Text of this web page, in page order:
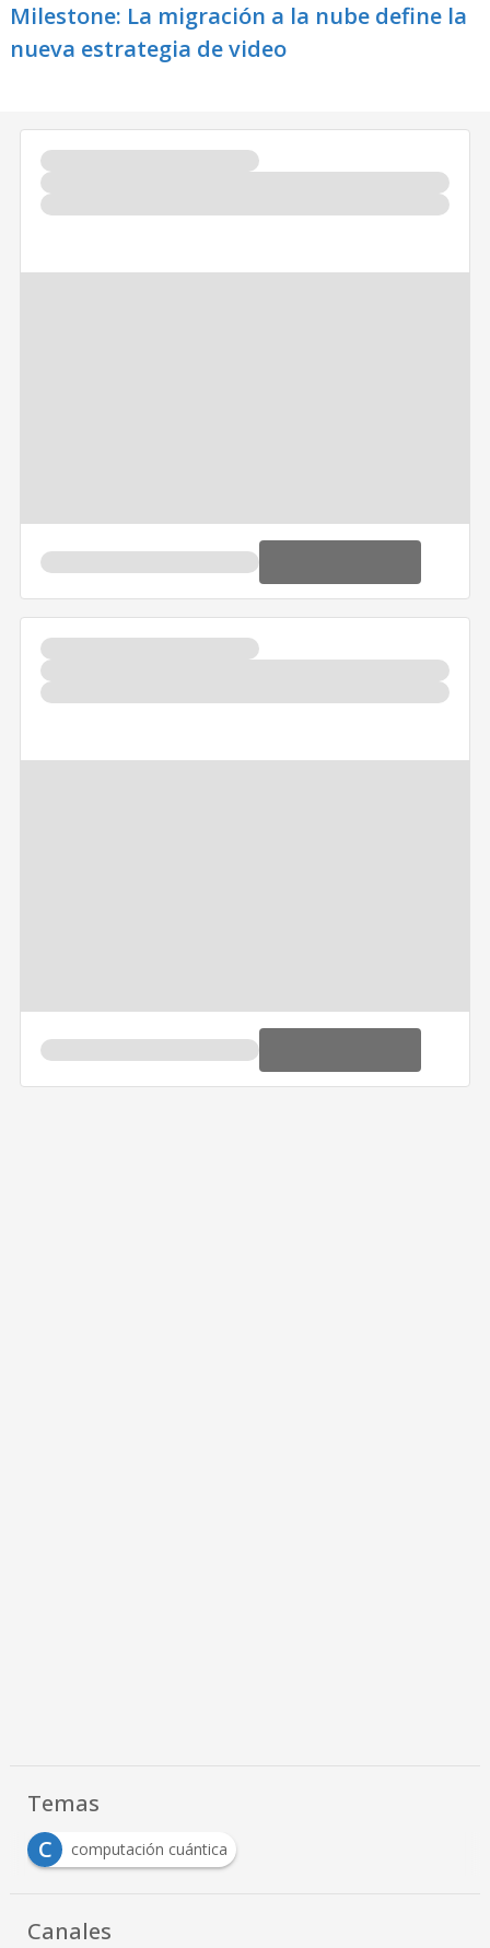
Milestone: La migración a la nube define la
nueva estrategia de video
Temas
C
computación cuántica
Canales